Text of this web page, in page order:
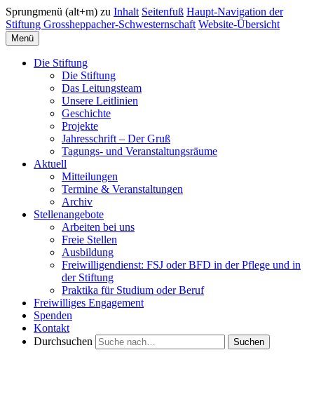
Sprungmenü (alt+m) zu Inhalt Seitenfuß Haupt-Navigation der
Stiftung Grossheppacher-Schwesternschaft Website-Übersicht
Menü
Die Stiftung
Die Stiftung
Das Leitungsteam
Unsere Leitlinien
Geschichte
Projekte
Jahresschrift – Der Gruß
Tagungs- und Veranstaltungsräume
Aktuell
Mitteilungen
Termine & Veranstaltungen
Archiv
Stellenangebote
Arbeiten bei uns
Freie Stellen
Ausbildung
Freiwilligendienst: FSJ oder BFD in der Pflege und in
der Stiftung
Praktika für Studium oder Beruf
Freiwilliges Engagement
Spenden
Kontakt
Durchsuchen
Suchen